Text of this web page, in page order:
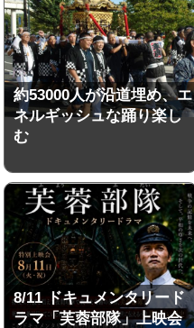
約53000人が沿道埋め、エ
ネルギッシュな踊り楽し
む
8/11 ドキュメンタリード
ラマ「芙蓉部隊」上映会